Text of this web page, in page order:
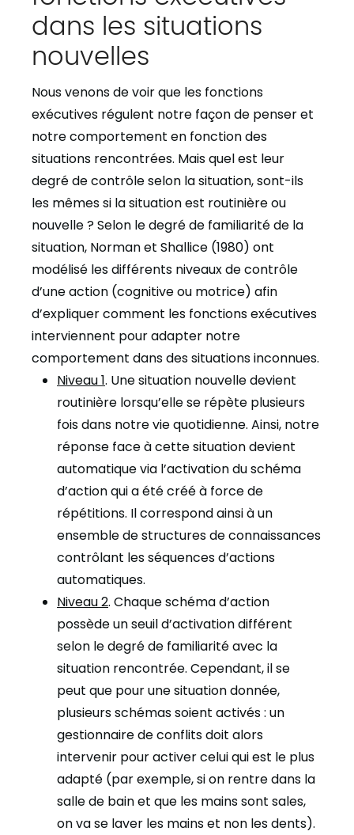
dans les situations
nouvelles
Nous venons de voir que les fonctions
exécutives régulent notre façon de penser et
notre comportement en fonction des
situations rencontrées. Mais quel est leur
degré de contrôle selon la situation, sont-ils
les mêmes si la situation est routinière ou
nouvelle ? Selon le degré de familiarité de la
situation, Norman et Shallice (1980) ont
modélisé les différents niveaux de contrôle
d’une action (cognitive ou motrice) afin
d’expliquer comment les fonctions exécutives
interviennent pour adapter notre
comportement dans des situations inconnues.
Niveau 1. Une situation nouvelle devient
routinière lorsqu’elle se répète plusieurs
fois dans notre vie quotidienne. Ainsi, notre
réponse face à cette situation devient
automatique via l’activation duschéma
d’actionqui a été créé à force de
répétitions. Il correspond ainsi à un
ensemble de structures de connaissances
contrôlant les séquences d’actions
automatiques.
Niveau 2. Chaque schéma d’action
possède un seuil d’activation différent
selon le degré de familiarité avec la
situation rencontrée. Cependant, il se
peut que pour une situation donnée,
plusieurs schémas soient activés : un
gestionnaire de conflitsdoit alors
intervenir pour activer celui qui est le plus
adapté (par exemple, si on rentre dans la
salle de bain et que les mains sont sales,
on va se laver les mains et non les dents).